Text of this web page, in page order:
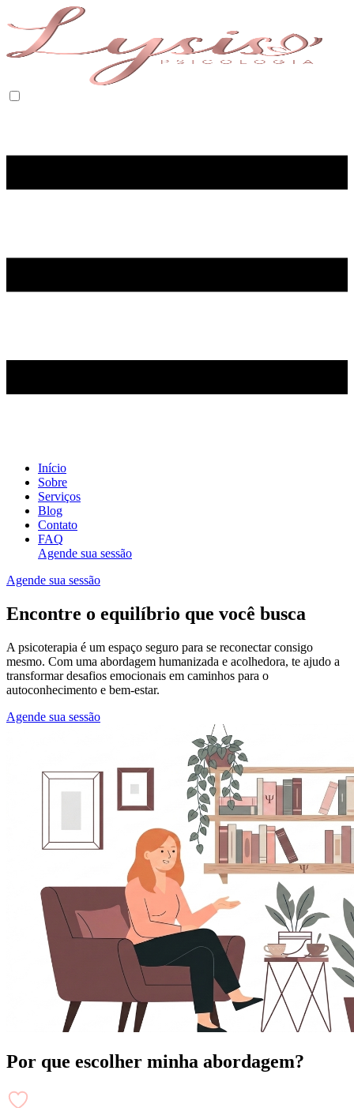
Início
Sobre
Serviços
Blog
Contato
FAQ
Agende sua sessão
Agende sua sessão
Encontre o equilíbrio que você busca
A psicoterapia é um espaço seguro para se reconectar consigo
mesmo. Com uma abordagem humanizada e acolhedora, te ajudo a
transformar desafios emocionais em caminhos para o
autoconhecimento e bem-estar.
Agende sua sessão
Por que escolher minha abordagem?